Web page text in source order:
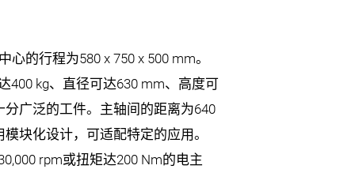
心的行程为580 x 750 x 500 mm。
400 kg、直径可达630 mm、高度可
分广泛的工件。主轴间的距离为640
模块化设计，可适配特定的应用。
rpm或扭矩达200 Nm的电主